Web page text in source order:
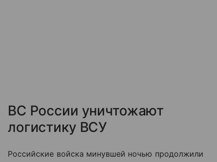
ВС России уничтожают
логистику ВСУ
Российские войска минувшей ночью продолжили